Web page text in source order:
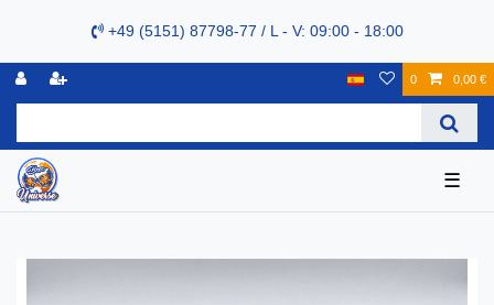
+49 (5151) 87798-77 / L - V: 09:00 - 18:00
0 0,00 €
☰